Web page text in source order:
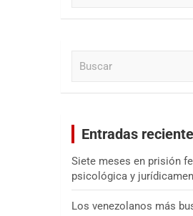
Entradas
Siete meses en prisión
psicológica y
Los venezolanos más